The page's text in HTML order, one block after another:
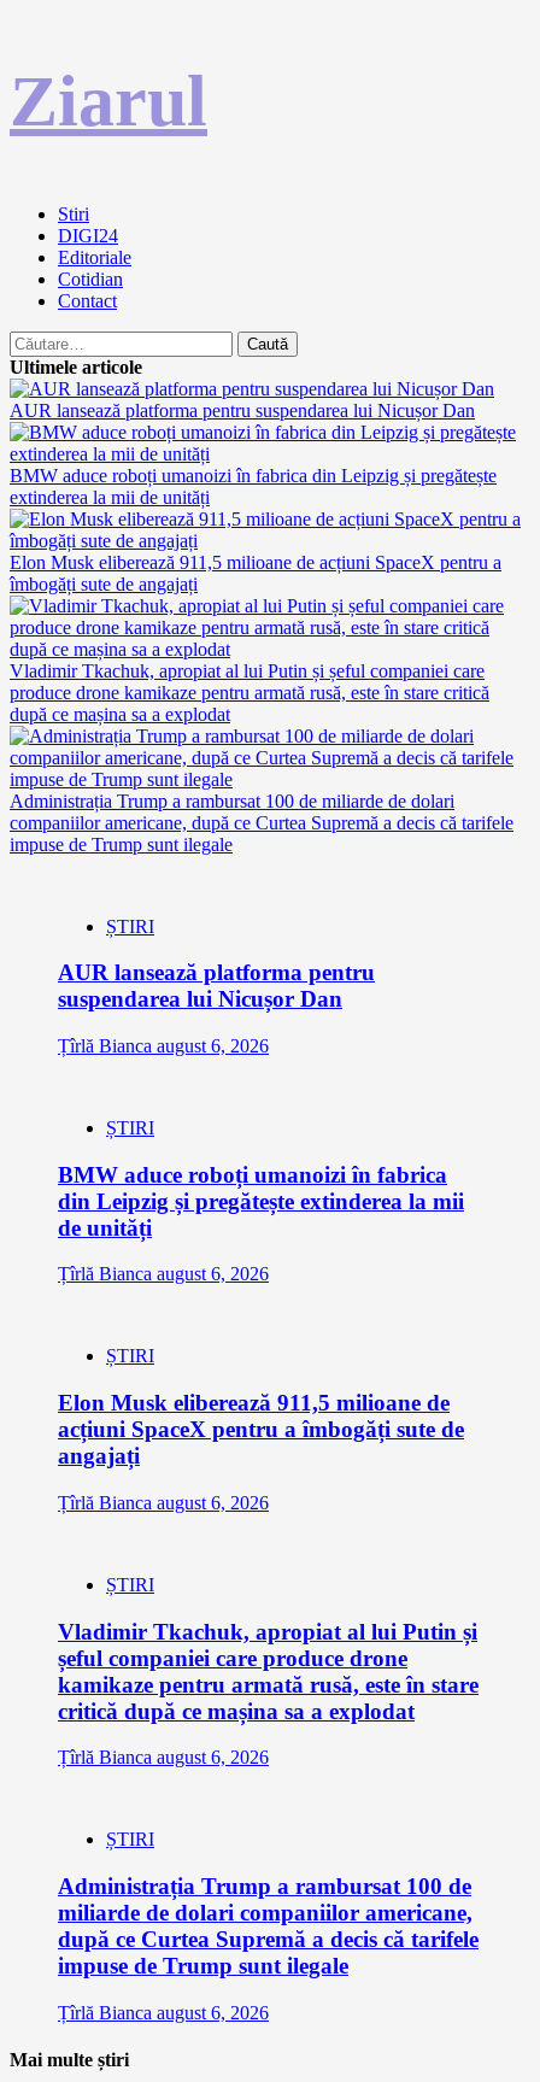
la
conținut
Ziarul
Primary
Menu
Stiri
DIGI24
Editoriale
Cotidian
Contact
Caută
după:
Ultimele articole
AUR lansează platforma pentru suspendarea lui Nicușor Dan
BMW aduce roboți umanoizi în fabrica din Leipzig și pregătește
extinderea la mii de unități
Elon Musk eliberează 911,5 milioane de acțiuni SpaceX pentru a
îmbogăți sute de angajați
Vladimir Tkachuk, apropiat al lui Putin și șeful companiei care
produce drone kamikaze pentru armată rusă, este în stare critică
după ce mașina sa a explodat
Administrația Trump a rambursat 100 de miliarde de dolari
companiilor americane, după ce Curtea Supremă a decis că tarifele
impuse de Trump sunt ilegale
ȘTIRI
AUR lansează platforma pentru
suspendarea lui Nicușor Dan
Țîrlă Bianca august 6, 2026
ȘTIRI
BMW aduce roboți umanoizi în fabrica
din Leipzig și pregătește extinderea la mii
de unități
Țîrlă Bianca august 6, 2026
ȘTIRI
Elon Musk eliberează 911,5 milioane de
acțiuni SpaceX pentru a îmbogăți sute de
angajați
Țîrlă Bianca august 6, 2026
ȘTIRI
Vladimir Tkachuk, apropiat al lui Putin și
șeful companiei care produce drone
kamikaze pentru armată rusă, este în stare
critică după ce mașina sa a explodat
Țîrlă Bianca august 6, 2026
ȘTIRI
Administrația Trump a rambursat 100 de
miliarde de dolari companiilor americane,
după ce Curtea Supremă a decis că tarifele
impuse de Trump sunt ilegale
Țîrlă Bianca august 6, 2026
Mai multe știri